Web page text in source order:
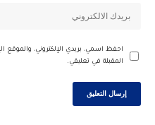
احفظ اسمي، بريدي الإلكتروني، والموقع
المقبلة في تعليقي.